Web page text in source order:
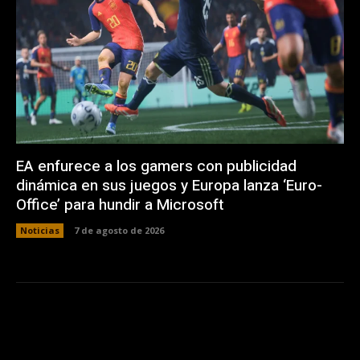
EA enfurece a los gamers con publicidad
dinámica en sus juegos y Europa lanza ‘Euro-
Office’ para hundir a Microsoft
Noticias 7 de agosto de 2026